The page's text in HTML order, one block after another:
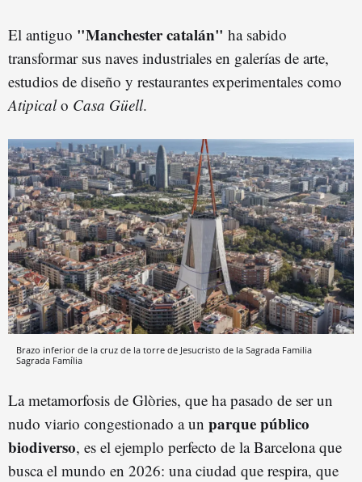
El antiguo "Manchester catalán" ha sabido
transformar sus naves industriales en galerías de arte,
estudios de diseño y restaurantes experimentales como
Atipicalo Casa Güell.
Brazo inferior de la cruz de la torre de Jesucristo de la Sagrada Familia
Sagrada Família
La metamorfosis de Glòries, que ha pasado de ser un
nudo viario congestionado a un parque público
biodiverso, es el ejemplo perfecto de la Barcelona que
busca el mundo en 2026: una ciudad que respira, que